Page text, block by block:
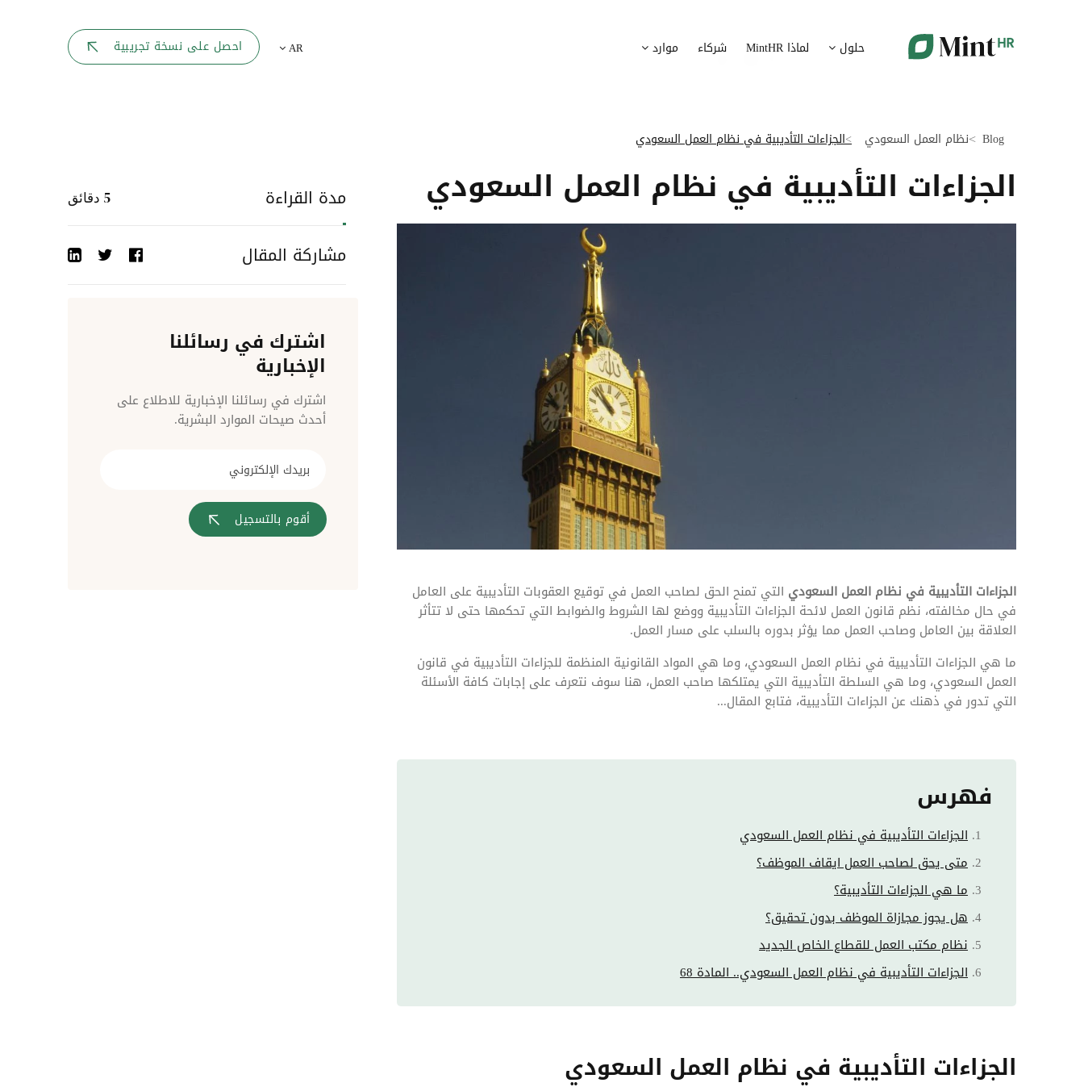
حلول لماذا MintHR شركاء موارد AR احصل على نسخة تجريبية
Blog نظام العمل السعودي الجزاءات التأديبية في نظام العمل السعودي
الجزاءات التأديبية في نظام العمل السعودي
الجزاءات التأديبية في نظام العمل السعودي التي تمنح الحق لصاحب العمل في توقيع العقوبات التأديبية على العامل
في حال مخالفته، نظم قانون العمل لائحة الجزاءات التأديبية ووضع لها الشروط والضوابط التي تحكمها حتى لا تتأثر
العلاقة بين العامل وصاحب العمل مما يؤثر بدوره بالسلب على مسار العمل.
ما هي الجزاءات التأديبية في نظام العمل السعودي، وما هي المواد القانونية المنظمة للجزاءات التأديبية في قانون
العمل السعودي، وما هي السلطة التأديبية التي يمتلكها صاحب العمل، هنا سوف نتعرف على إجابات كافة الأسئلة
التي تدور في ذهنك عن الجزاءات التأديبية، فتابع المقال...
فهرس
الجزاءات التأديبية في نظام العمل السعودي
متى يحق لصاحب العمل ايقاف الموظف؟
ما هي الجزاءات التأديبية؟
هل يجوز مجازاة الموظف بدون تحقيق؟
نظام مكتب العمل للقطاع الخاص الجديد
الجزاءات التأديبية في نظام العمل السعودي.. المادة 68
الجزاءات التأديبية في نظام العمل السعودي
مدة القراءة 5 دقائق
مشاركة المقال
اشترك في رسائلنا
الإخبارية
اشترك في رسائلنا الإخبارية للاطلاع على
أحدث صيحات الموارد البشرية.
أقوم بالتسجيل
بيانات الموارد البشرية ممركزة في بوابة واحدة قم برقمنة عملية التوظيف الخاصة بك
قم بإدارة الوثائق الإدارية بشكل أوتوماتيكي ضمان متابعة أفضل لمسارات تدريب موظفيك تحويل طلبات تدخلات تكنولوجيا المعلومات إلى
تنسيقات رقمية
تحسين متابعة مهام وقوائم التحقق الخاصة
مراقبة الدخول